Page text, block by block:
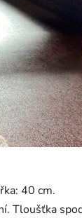
40 cm.
Tloušťka